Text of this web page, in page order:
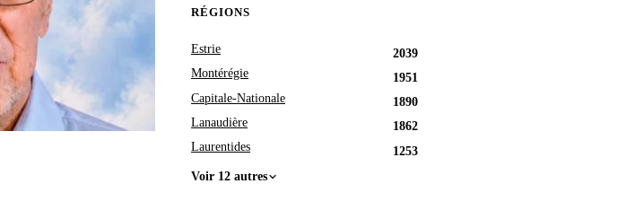
RÉGIONS
Estrie
2039
Montérégie
1951
Capitale-Nationale
1890
Lanaudière
1862
Laurentides
1253
Voir 12 autres